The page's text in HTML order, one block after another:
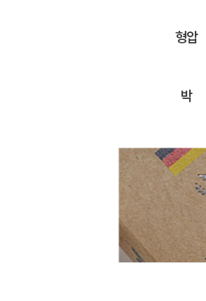
형압
박